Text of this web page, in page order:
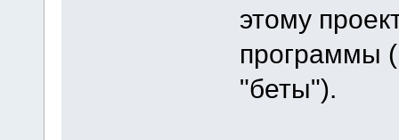
этому
программы
"беты").